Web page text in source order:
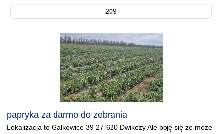
209
papryka za darmo do zebrania
Lokalizacja to Gałkowice 39 27-620 Dwikozy Ale boję się że może